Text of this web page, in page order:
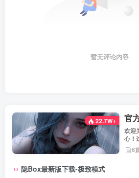
暂无评论内容
22.7W+ 官
欢迎
心！
告、
提醒
们
6
隐Box最新版下载-极致模式